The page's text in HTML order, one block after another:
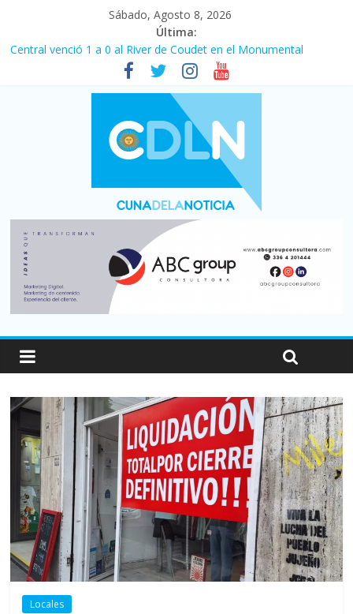
Sábado, Agosto 8, 2026
Última:
Fuerte caída de la venta de autos usados en julio: bajó un 12,6%
Central venció 1 a 0 al River de Coudet en el Monumental
La morosidad alcanzó su nivel más alto en dos décadas y ya
afecta a 400 mil deudores en Santa Fe
Desde que asumió Milei cerraron 41.000 kioscos: el sector
denuncia crisis como en 2001
Vacaciones de invierno con más movimiento y consumo
turístico: 4,6 millones de personas viajaron por el país, un 5,9%
Locales